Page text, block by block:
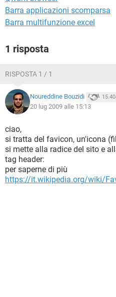
Barra applicazioni scomparsa
Barra multifunzione excel
1 risposta
RISPOSTA 1 / 1
Noureddine Bouzidi
20 lug 2009 alle 15:13
ciao,
si tratta del favicon, un'icona
si mette alla radice del sito e
tag header:
per saperne di più
https://it.wikipedia.org/wiki/